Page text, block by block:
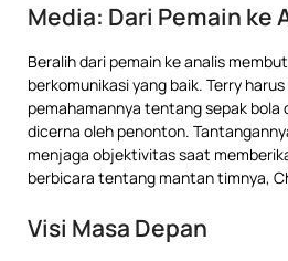
Media: Dari Pemain ke
Beralih dari pemain ke analis
berkomunikasi yang baik. Terry
pemahamannya tentang sepak bola
dicerna oleh penonton.
menjaga objektivitas saat
berbicara tentang mantan timnya,
Visi Masa Depan